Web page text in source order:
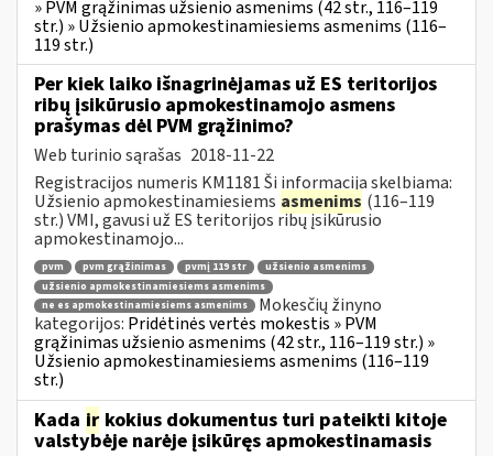
» PVM grąžinimas užsienio asmenims (42 str., 116–119
str.) » Užsienio apmokestinamiesiems asmenims (116–
119 str.)
Per kiek laiko išnagrinėjamas už ES teritorijos
ribų įsikūrusio apmokestinamojo asmens
prašymas dėl PVM grąžinimo?
Web turinio sąrašas 2018-11-22
Registracijos numeris KM1181 Ši informacija skelbiama:
Užsienio apmokestinamiesiems asmenims (116–119
str.) VMI, gavusi už ES teritorijos ribų įsikūrusio
apmokestinamojo...
pvm pvm grąžinimas pvmį 119 str
užsienio asmenims
užsienio apmokestinamiesiems asmenims
ne es apmokestinamiesiems asmenims
Mokesčių žinyno
kategorijos: Pridėtinės vertės mokestis » PVM
grąžinimas užsienio asmenims (42 str., 116–119 str.) »
Užsienio apmokestinamiesiems asmenims (116–119
str.)
Kada ir kokius dokumentus turi pateikti kitoje
valstybėje narėje įsikūręs apmokestinamasis